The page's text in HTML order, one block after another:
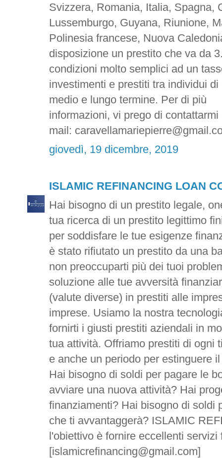
Svizzera, Romania, Italia, Spagna,
Lussemburgo, Guyana, Riunione,
Polinesia francese, Nuova
disposizione un prestito che va da
condizioni molto semplici ad un
investimenti e prestiti tra individui
medio e lungo termine. Per di più
informazioni, vi prego di
mail:
giovedì, 19 dicembre, 2019
ISLAMIC REFINANCING LOAN
Hai bisogno di un prestito legale,
tua ricerca di un prestito legittimo
per soddisfare le tue esigenze
è stato rifiutato un prestito da una
non preoccuparti più dei tuoi
soluzione alle tue avversità
(valute diverse) in prestiti alle
imprese. Usiamo la nostra
fornirti i giusti prestiti aziendali in
tua attività. Offriamo prestiti di ogni
e anche un periodo per estinguere
Hai bisogno di soldi per pagare le
avviare una nuova attività? Hai
finanziamenti? Hai bisogno di soldi
che ti avvantaggerà? ISLAMIC
l'obiettivo è fornire eccellenti
[islamicrefinancing@gmail.com]